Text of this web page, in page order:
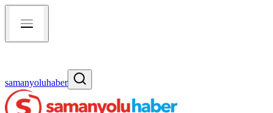
samanyoluhaber